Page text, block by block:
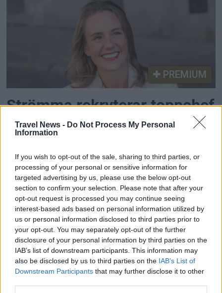
Travel News - Do Not Process My Personal
Information
If you wish to opt-out of the sale, sharing to third parties, or
processing of your personal or sensitive information for
targeted advertising by us, please use the below opt-out
section to confirm your selection. Please note that after your
opt-out request is processed you may continue seeing
interest-based ads based on personal information utilized by
us or personal information disclosed to third parties prior to
your opt-out. You may separately opt-out of the further
disclosure of your personal information by third parties on the
IAB’s list of downstream participants. This information may
also be disclosed by us to third parties on the IAB’s List of
Downstream Participants that may further disclose it to other
PREMIUM
Strömma rekryterar toppchef
från Nobis
servicebranschen tar Charlotta Olsson nu steget
in i upplevelse- och turismsektorn. Som ny
Sverigechef för Strömma Turism & Sjöfart vill
hon vidareutveckla företagets varumärke och
skapa ännu fler attraktiva upplevelser för såväl
turister som boende.